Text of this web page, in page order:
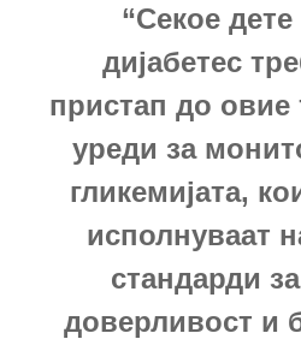
“Секое
дијабетес
пристап до овие
уреди за
гликемијата,
исполнуваат
стандарди
доверливост и